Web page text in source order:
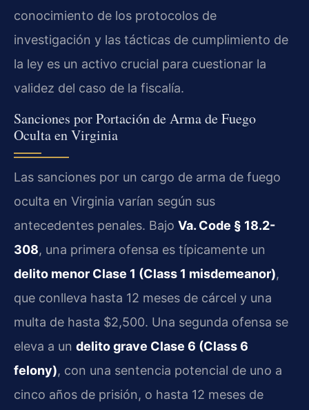
conocimiento de los protocolos de
investigación y las tácticas de cumplimiento de
la ley es un activo crucial para cuestionar la
validez del caso de la fiscalía.
Sanciones por Portación de Arma de Fuego
Oculta en Virginia
Las sanciones por un cargo de arma de fuego
oculta en Virginia varían según sus
antecedentes penales. Bajo Va. Code § 18.2-
308, una primera ofensa es típicamente un
delito menor Clase 1 (Class 1 misdemeanor),
que conlleva hasta 12 meses de cárcel y una
multa de hasta $2,500. Una segunda ofensa se
eleva a un delito grave Clase 6 (Class 6
felony), con una sentencia potencial de uno a
cinco años de prisión, o hasta 12 meses de